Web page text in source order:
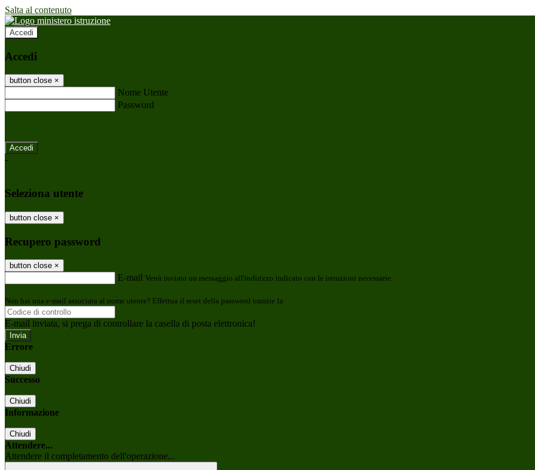
Salta al contenuto
Accedi
Accedi
button close ×
Nome Utente
Password
-
Seleziona utente
button close ×
Recupero password
button close ×
E-mail Verrà inviato un messaggio all'indirizzo indicato con le istruzioni necessarie.
Non hai una e-mail associata al nome utente? Effettua il reset della password tramite la
E-mail inviata, si prega di controllare la casella di posta elettronica!
Errore
Chiudi
Successo
Chiudi
Informazione
Chiudi
Attendere...
Attendere il completamento dell'operazione...